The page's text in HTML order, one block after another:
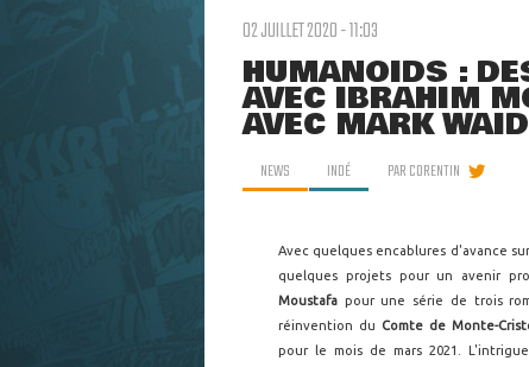
02 JUILLET 2020 - 11:03
HUMANOIDS :
AVEC IBRAHIM
AVEC MARK WAID
NEWS INDÉ PARCORENTIN
Avec quelques encablures d'avance
quelques projets pour un avenir
Moustafa pour une série de trois
réinvention du Comte de Monte-
pour le mois de mars 2021.